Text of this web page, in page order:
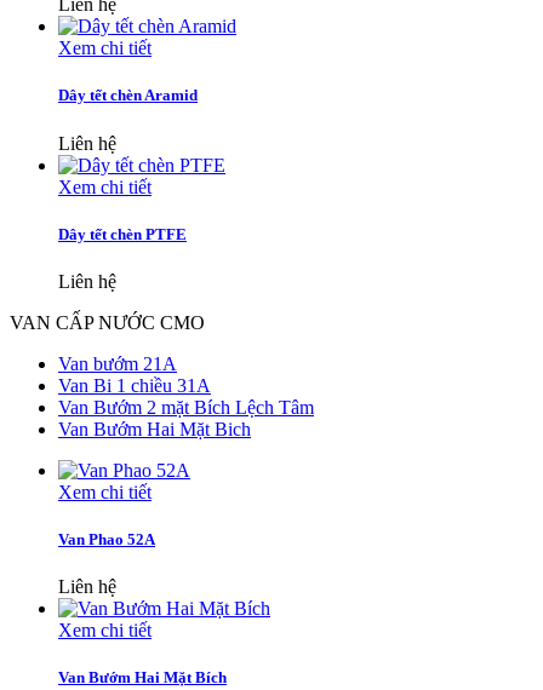
Liên hệ
Xem chi tiết
Dây tết chèn Aramid
Liên hệ
Xem chi tiết
Dây tết chèn PTFE
Liên hệ
VAN CẤP NƯỚC CMO
Van bướm 21A
Van Bi 1 chiều 31A
Van Bướm 2 mặt Bích Lệch Tâm
Van Bướm Hai Mặt Bich
Xem chi tiết
Van Phao 52A
Liên hệ
Xem chi tiết
Van Bướm Hai Mặt Bích